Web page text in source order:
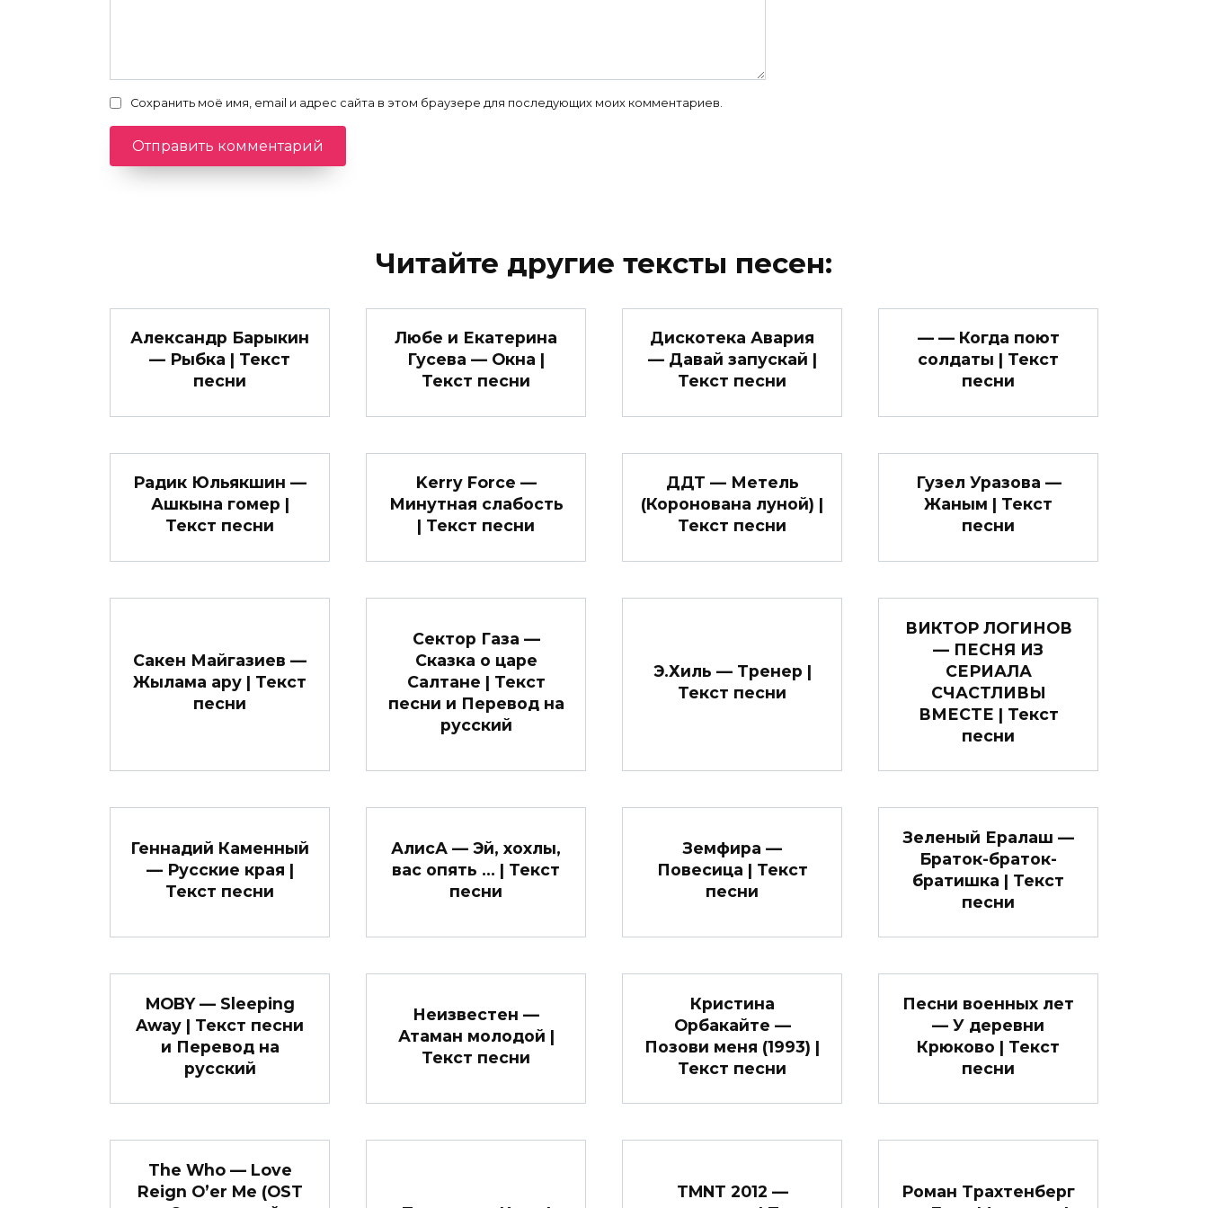
Сохранить моё имя, email и адрес сайта в этом браузере для последующих моих комментариев.
Читайте другие тексты песен:
Александр Барыкин
— Рыбка | Текст
песни
Любе и Екатерина
Гусева — Окна |
Текст песни
Дискотека Авария
— Давай запускай |
Текст песни
— — Когда поют
солдаты | Текст
песни
Радик Юльякшин —
Ашкына гомер |
Текст песни
Kerry Force —
Минутная слабость
| Текст песни
ДДТ — Метель
(Коронована луной) |
Текст песни
Гузел Уразова —
Жаным | Текст
песни
Сакен Майгазиев —
Жылама ару | Текст
песни
Сектор Газа —
Сказка о царе
Салтане | Текст
песни и Перевод на
русский
Э.Хиль — Тренер |
Текст песни
ВИКТОР ЛОГИНОВ
— ПЕСНЯ ИЗ
СЕРИАЛА
СЧАСТЛИВЫ
ВМЕСТЕ | Текст
песни
Геннадий Каменный
— Русские края |
Текст песни
АлисА — Эй, хохлы,
вас опять … | Текст
песни
Земфира —
Повесица | Текст
песни
Зеленый Ералаш —
Браток-браток-
братишка | Текст
песни
MOBY — Sleeping
Away | Текст песни
и Перевод на
русский
Неизвестен —
Атаман молодой |
Текст песни
Кристина
Орбакайте —
Позови меня (1993) |
Текст песни
Песни военных лет
— У деревни
Крюково | Текст
песни
The Who — Love
Reign O’er Me (OST
TMNT 2012 —
Роман Трахтенберг